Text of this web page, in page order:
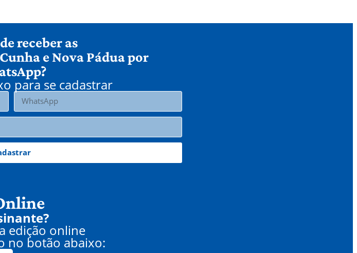
receber as
e Nova Pádua por
para se cadastrar
edição online
no botão abaixo: